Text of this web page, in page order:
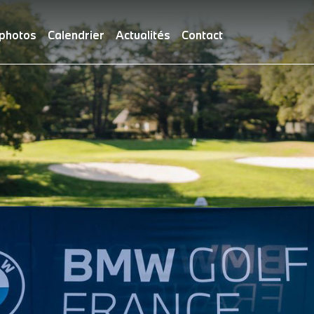
Calendrier Actualités Contact